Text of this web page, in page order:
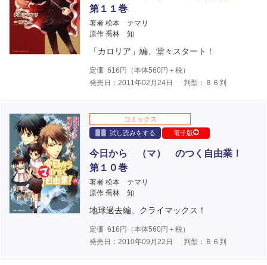
第１１巻
著者 松本 テマリ
原作 喬林 知
「カロリア」編、堂々スタート！
定価 616 円（本体560円＋税）
発売日：2011年02月24日
判型：Ｂ６判
コミックス
試し読みをする
電子版
今日から （マ） のつく自由業！
第１０巻
著者 松本 テマリ
原作 喬林 知
地球過去編、クライマックス！
定価 616 円（本体560円＋税）
発売日：2010年09月22日
判型：Ｂ６判